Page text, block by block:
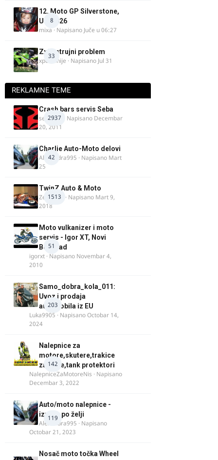
8
12. Moto GP Silverstone,
UK, 2026
mixa · Napisano Juče u 06:27
33
Zx9r strujni problem
xpetronije · Napisano Jul 31
REKLAMNE TEME
2937
Crash bars servis Seba
seba011 · Napisano Decembar
20, 2011
42
Charlie Auto-Moto delovi
Alexandra995 · Napisano Mart
25
1513
TwinZ Auto & Moto
Zeljkamp · Napisano Mart 9,
2018
51
Moto vulkanizer i moto
servis - Igor XT, Novi
Beograd
igorxt · Napisano Novembar 4,
2010
203
Samo_dobra_kola_011:
Uvoz i prodaja
automobila iz EU
Luka9905 · NapisanoOctobar 14,
2024
142
Nalepnice za
motore,skutere,trakice
za felne,tank protektori
NalepniceZaMotoreNis · Napisano
Decembar 3, 2022
119
Auto/moto nalepnice -
izrada po želji
Alexandra995 · Napisano
Octobar 21, 2023
Nosač moto točka Wheel